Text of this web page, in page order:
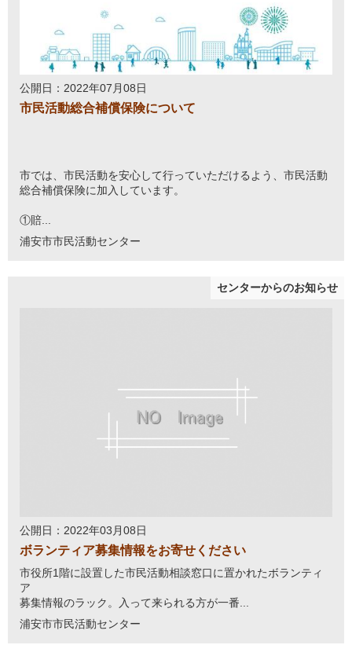
公開日：2022年07月08日
市民活動総合補償保険について
市では、市民活動を安心して行っていただけるよう、市民活動
総合補償保険に加入しています。
①賠...
浦安市市民活動センター
センターからのお知らせ
公開日：2022年03月08日
ボランティア募集情報をお寄せください
市役所1階に設置した市民活動相談窓口に置かれたボランティ
ア
募集情報のラック。入って来られる方が一番...
浦安市市民活動センター